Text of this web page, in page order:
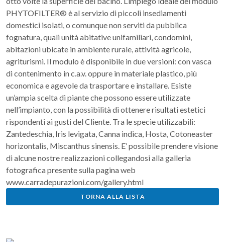
PHYTOFILTER® è al servizio di piccoli insediamenti
domestici isolati, o comunque non serviti da pubblica
fognatura, quali unità abitative unifamiliari, condomini,
abitazioni ubicate in ambiente rurale, attività agricole,
agriturismi. Il modulo è disponibile in due versioni: con vasca
di contenimento in c.a.v. oppure in materiale plastico, più
economica e agevole da trasportare e installare. Esiste
un’ampia scelta di piante che possono essere utilizzate
nell’impianto, con la possibilità di ottenere risultati estetici
rispondenti ai gusti del Cliente. Tra le specie utilizzabili:
Zantedeschia, Iris levigata, Canna indica, Hosta, Cotoneaster
horizontalis, Miscanthus sinensis. E’ possibile prendere visione
di alcune nostre realizzazioni collegandosi alla galleria
fotografica presente sulla pagina web
www.carradepurazioni.com/gallery.html
TORNA ALLA LISTA